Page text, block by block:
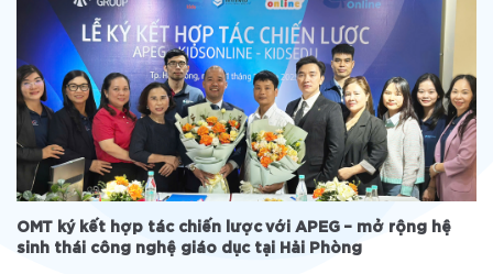
OMT ký kết hợp tác chiến lược với APEG – mở rộng hệ
sinh thái công nghệ giáo dục tại Hải Phòng